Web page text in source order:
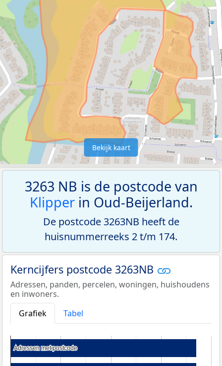
Bekijk kaart
3263 NB is de postcode van
Klipperin Oud-Beijerland.
De postcode 3263NB heeft de
huisnummerreeks 2 t/m 174.
Kerncijfers postcode 3263NB
Adressen, panden, percelen, woningen, huishoudens
en inwoners.
Grafiek
Tabel
Adressen met postcode
Adressen met postcode